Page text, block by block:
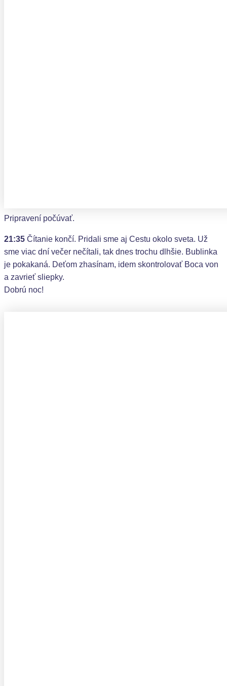
Pripravení počúvať.
21:35 Čítanie končí. Pridali sme aj Cestu okolo sveta. Už
sme viac dní večer nečítali, tak dnes trochu dlhšie. Bublinka
je pokakaná. Deťom zhasínam, idem skontrolovať Boca von
a zavrieť sliepky.
Dobrú noc!